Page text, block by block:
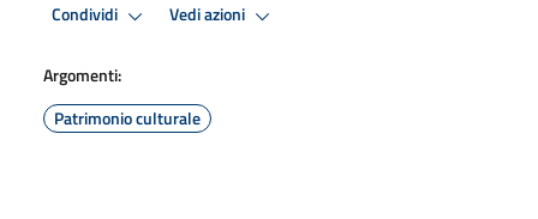
Condividi Vedi azioni
Argomenti:
Patrimonio culturale